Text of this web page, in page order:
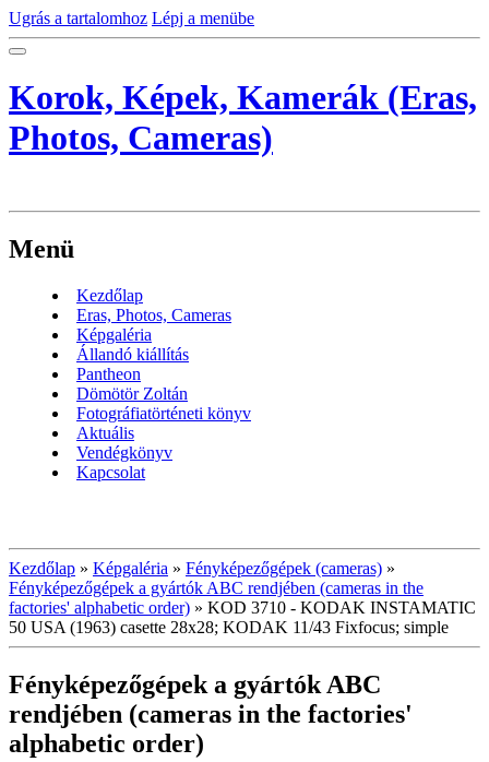
Ugrás a tartalomhoz Lépj a menübe
Korok, Képek, Kamerák (Eras,
Photos, Cameras)
Menü
Kezdőlap
Eras, Photos, Cameras
Képgaléria
Állandó kiállítás
Pantheon
Dömötör Zoltán
Fotográfiatörténeti könyv
Aktuális
Vendégkönyv
Kapcsolat
Kezdőlap » Képgaléria » Fényképezőgépek (cameras) »
Fényképezőgépek a gyártók ABC rendjében (cameras in the
factories' alphabetic order) » KOD 3710 - KODAK INSTAMATIC
50 USA (1963) casette 28x28; KODAK 11/43 Fixfocus; simple
Fényképezőgépek a gyártók ABC
rendjében (cameras in the factories'
alphabetic order)